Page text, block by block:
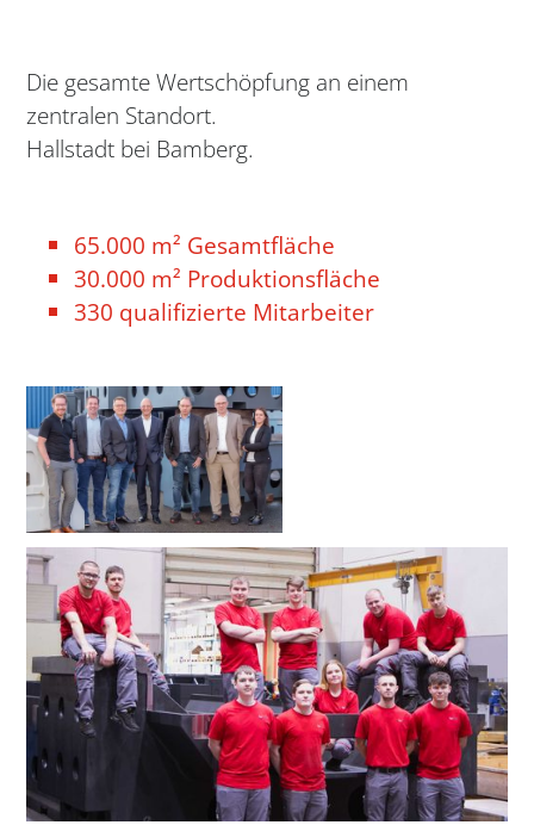
Die gesamte Wertschöpfung an einem
zentralen Standort.
Hallstadt bei Bamberg.
65.000 m² Gesamtfläche
30.000 m² Produktionsfläche
330 qualifizierte Mitarbeiter